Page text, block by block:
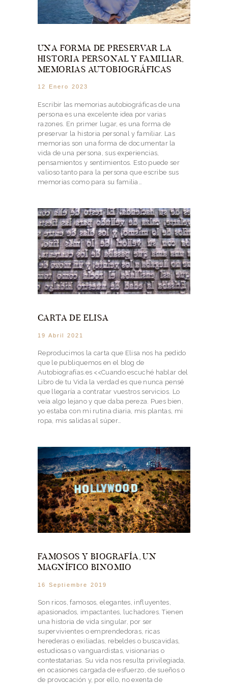
UNA FORMA DE PRESERVAR LA
HISTORIA PERSONAL Y FAMILIAR,
MEMORIAS AUTOBIOGRÁFICAS
12 Enero 2023
Escribir las memorias autobiográficas de una
persona es una excelente idea por varias
razones. En primer lugar, es una forma de
preservar la historia personal y familiar. Las
memorias son una forma de documentar la
vida de una persona, sus experiencias,
pensamientos y sentimientos. Esto puede ser
valioso tanto para la persona que escribe sus
memorias como para su familia…
CARTA DE ELISA
19 Abril 2021
Reproducimos la carta que Elisa nos ha pedido
que le publiquemos en el blog de
Autobiografías.es <<Cuando escuché hablar del
Libro de tu Vida la verdad es que nunca pensé
que llegaría a contratar vuestros servicios. Lo
veía algo lejano y que daba pereza. Pues bien,
yo estaba con mi rutina diaria, mis plantas, mi
ropa, mis salidas al súper…
FAMOSOS Y BIOGRAFÍA, UN
MAGNÍFICO BINOMIO
16 Septiembre 2019
Son ricos, famosos, elegantes, influyentes,
apasionados, impactantes, luchadores. Tienen
una historia de vida singular, por ser
supervivientes o emprendedoras, ricas
herederas o exiliadas, rebeldes o buscavidas,
estudiosas o vanguardistas, visionarias o
contestatarias. Su vida nos resulta privilegiada,
en ocasiones cargada de esfuerzo, de sueños o
de provocación y, por ello, no exenta de